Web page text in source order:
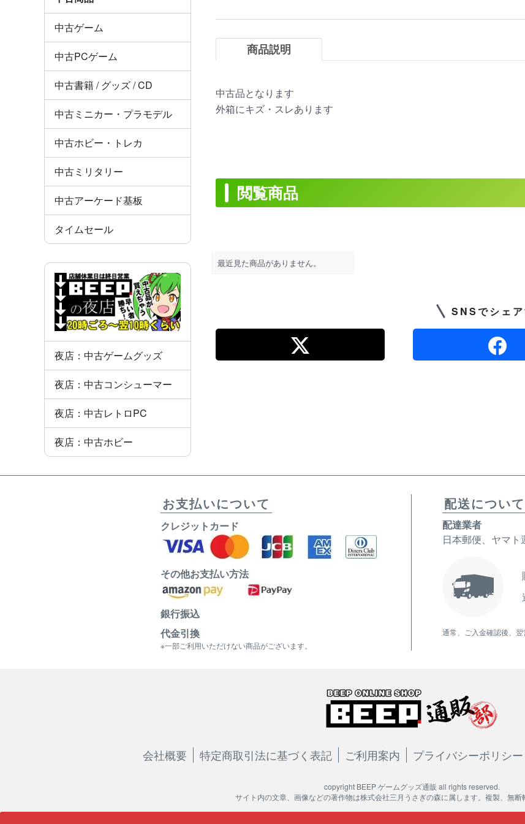
中古ゲーム
中古PCゲーム
中古書籍 / グッズ / CD
中古ミニカー・プラモデル
中古ホビー・トレカ
中古ミリタリー
中古アーケード基板
タイムセール
夜店：中古ゲームグッズ
夜店：中古コンシューマー
夜店：中古レトロPC
夜店：中古ホビー
商品説明
中古品となります
外箱にキズ・スレあります
閲覧商品
最近見た商品がありません。
SNSでシェア
お支払いについて
クレジットカード
その他お支払い方法
銀行振込
代金引換
※一部ご利用いただけない商品がございます。
配送について
配達業者
日本郵便、ヤマト
通常、ご入金確認後、
会社概要 特定商取引法に基づく表記 ご利用案内 プライバシーポリシー
copyright BEEP ゲームグッズ通販 all rights reserved.
サイト内の文章、画像などの著作物は株式会社三月うさぎの森に属します。複製、無断